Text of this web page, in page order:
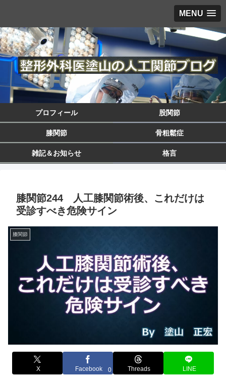
MENU
プロフィール 股関節
膝関節 骨粗鬆症
雑記＆お知らせ 格言
膝関節244 人工膝関節術後、これだけは
受診すべき危険サイン
膝関節
X Facebook 0 Threads LINE